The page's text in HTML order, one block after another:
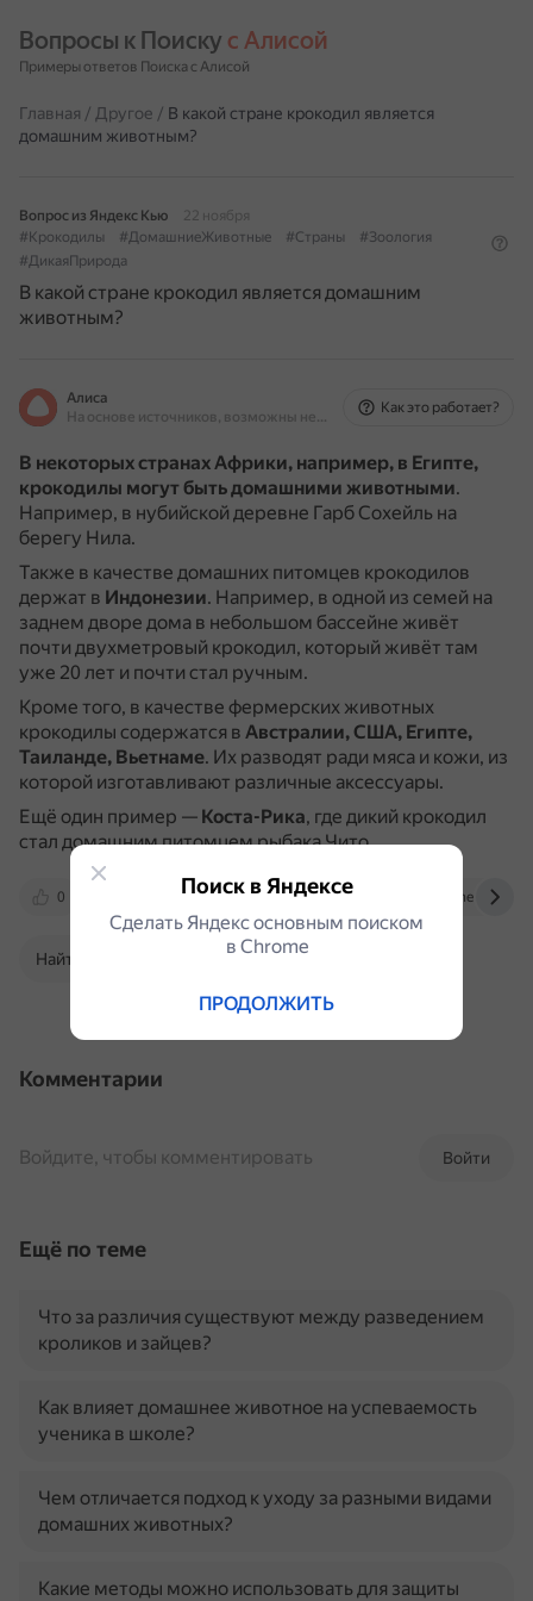
Вопросы к Поиску с Алисой
Примеры ответов Поиска с Алисой
Главная / Другое / В какой стране крокодил является
домашним животным?
Вопрос из Яндекс Кью
22 ноября
#Крокодилы
#ДомашниеЖивотные #Страны
#Зоология
#ДикаяПрирода
В какой стране крокодил является домашним
животным?
Алиса
На основе источников, возможны неточности
Как это работает?
В некоторых странах Африки, например, в Египте,
крокодилы могут быть домашними животными.
Например, в нубийской деревне Гарб Сохейль на
берегу Нила.
Также в качестве домашних питомцев крокодилов
держат в Индонезии. Например, в одной из семей на
заднем дворе дома в небольшом бассейне живёт
почти двухметровый крокодил, который живёт там
уже 20 лет и почти стал ручным.
Кроме того, в качестве фермерских животных
крокодилы содержатся в Австралии, США, Египте,
Таиланде, Вьетнаме. Их разводят ради мяса и кожи, из
которой изготавливают различные аксессуары.
Ещё один пример — Коста-Рика, где дикий крокодил
стал домашним питомцем рыбака Чито.
0 www.bolshoyvopros.ru am.sputniknews.ru
Найти в Поиске
Комментарии
Войти
Войдите, чтобы комментировать
Ещё по теме
Что за различия существуют между разведением
кроликов и зайцев?
Как влияет домашнее животное на успеваемость
ученика в школе?
Чем отличается подход к уходу за разными видами
домашних животных?
Какие методы можно использовать для защиты
Поиск в Яндексе
Сделать Яндекс основным поиском
в Сhrome
ПРОДОЛЖИТЬ